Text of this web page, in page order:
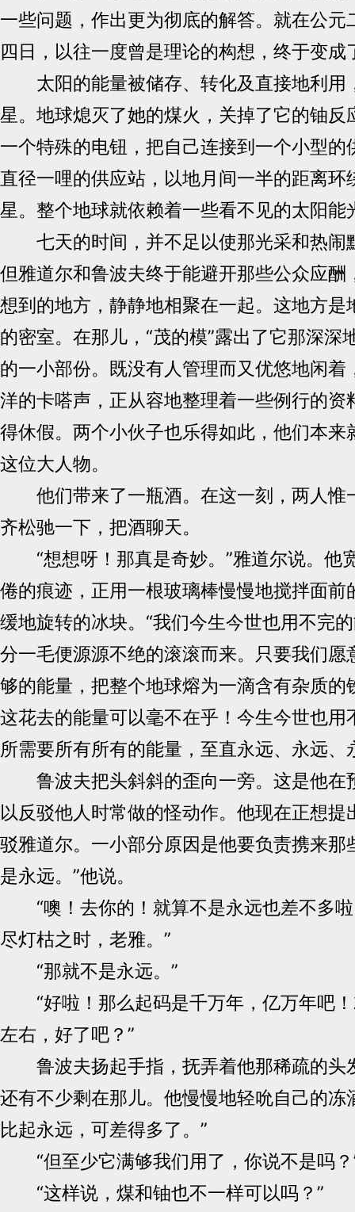
一些问题，作出更为彻底的解答。就在公元
四日，以往一度曾是理论的构想，终于变成
太阳的能量被储存、转化及直接地利用
星。地球熄灭了她的煤火，关掉了它的铀反
一个特殊的电钮，把自己连接到一个小型的
直径一哩的供应站，以地月间一半的距离环
星。整个地球就依赖着一些看不见的太阳能
七天的时间，并不足以使那光采和热闹
但雅道尔和鲁波夫终于能避开那些公众应酬
想到的地方，静静地相聚在一起。这地方是
的密室。在那儿，“茂的模”露出了它那深深
的一小部份。既没有人管理而又优悠地闲着
洋的卡嗒声，正从容地整理着一些例行的资
得休假。两个小伙子也乐得如此，他们本来
这位大人物。
他们带来了一瓶酒。在这一刻，两人惟
齐松驰一下，把酒聊天。
“想想呀！那真是奇妙。”雅道尔说。他
倦的痕迹，正用一根玻璃棒慢慢地搅拌面前
缓地旋转的冰块。“我们今生今世也用不完
分一毛便源源不绝的滚滚而来。只要我们愿
够的能量，把整个地球熔为一滴含有杂质的
这花去的能量可以毫不在乎！今生今世也用
所需要所有所有的能量，至直永远、永远、
鲁波夫把头斜斜的歪向一旁。这是他在
以反驳他人时常做的怪动作。他现在正想提
驳雅道尔。一小部分原因是他要负责携来那
是永远。”他说。
“噢！去你的！就算不是永远也差不多啦
尽灯枯之时，老雅。”
“那就不是永远。”
“好啦！那么起码是千万年，亿万年吧！
左右，好了吧？”
鲁波夫扬起手指，抚弄着他那稀疏的头
还有不少剩在那儿。他慢慢地轻吮自己的冻
比起永远，可差得多了。”
“但至少它满够我们用了，你说不是吗？
“这样说，煤和铀也不一样可以吗？”